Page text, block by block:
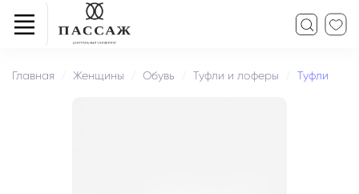
Главная Женщины Обувь Туфли и лоферы Туфли